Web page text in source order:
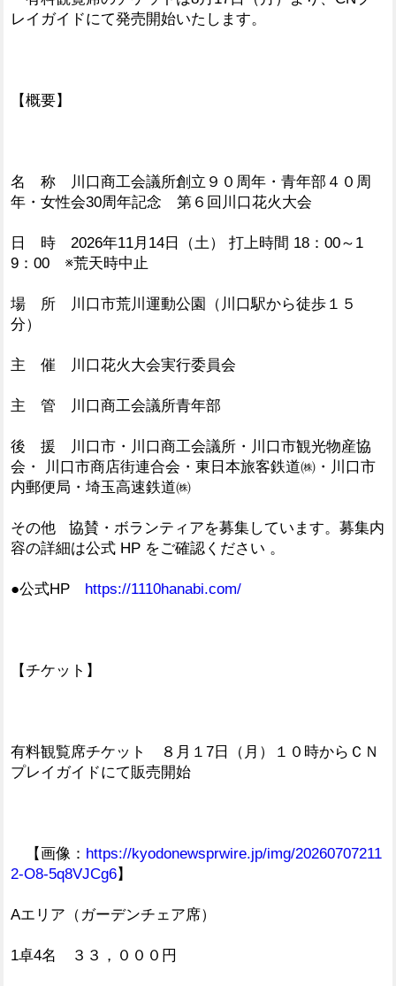
レイガイドにて発売開始いたします。
【概要】
名 称 川口商工会議所創立９０周年・青年部４０周
年・女性会30周年記念 第６回川口花火大会
日 時 2026年11月14日（土） 打上時間 18：00～1
9：00 ※荒天時中止
場 所 川口市荒川運動公園（川口駅から徒歩１５
分）
主 催 川口花火大会実行委員会
主 管 川口商工会議所青年部
後 援 川口市・川口商工会議所・川口市観光物産協
会・ 川口市商店街連合会・東日本旅客鉄道㈱・川口市
内郵便局・埼玉高速鉄道㈱
その他 協賛・ボランティアを募集しています。募集内
容の詳細は公式 HP をご確認ください 。
●公式HP https://1110hanabi.com/
【チケット】
有料観覧席チケット ８月１7日（月）１０時からＣＮ
プレイガイドにて販売開始
【画像： https://kyodonewsprwire.jp/img/20260707211
2-O8-5q8VJCg6】
Aエリア（ガーデンチェア席）
1卓4名 ３３，０００円